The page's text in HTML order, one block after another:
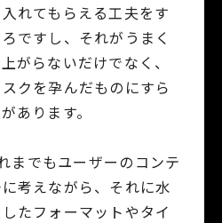
れてもらえる工夫をす
ですし、それがうまく
がらないだけでなく、
クを孕んだものにすら
あります。
までもユーザーのコンテ
考えながら、それに水
たフォーマットやタイ